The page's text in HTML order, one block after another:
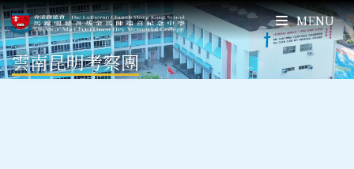
MENU
雲南昆明考察團